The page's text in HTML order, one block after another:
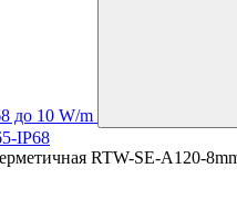
до 10 W/m
IP68
RTW-SE-A120-